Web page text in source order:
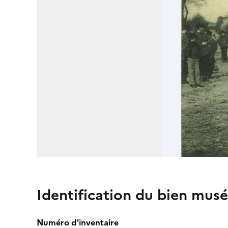
Identification du bien
Numéro d'inventaire